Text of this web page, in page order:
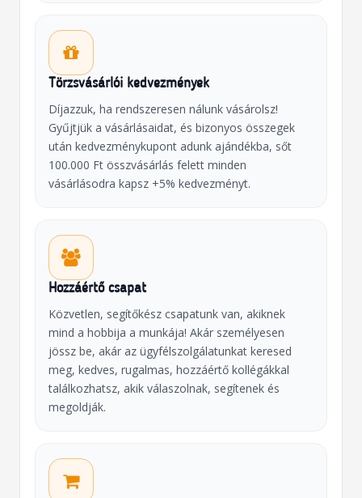
Törzsvásárlói kedvezmények
Díjazzuk, ha rendszeresen nálunk vásárolsz!
Gyűjtjük a vásárlásaidat, és bizonyos összegek
után kedvezménykupont adunk ajándékba, sőt
100.000 Ft összvásárlás felett minden
vásárlásodra kapsz +5% kedvezményt.
Hozzáértő csapat
Közvetlen, segítőkész csapatunk van, akiknek
mind a hobbija a munkája! Akár személyesen
jössz be, akár az ügyfélszolgálatunkat keresed
meg, kedves, rugalmas, hozzáértő kollégákkal
találkozhatsz, akik válaszolnak, segítenek és
megoldják.